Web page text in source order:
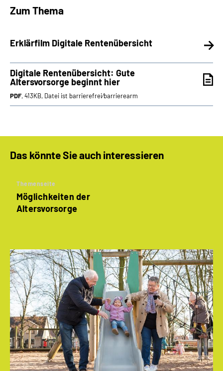
Zum Thema
Erklärfilm Digitale Rentenübersicht
Digitale Rentenübersicht: Gute
Altersvorsorge beginnt hier
PDF, 413KB, Datei ist barrierefrei⁄barrierearm
Das könnte Sie auch interessieren
Themenseite
Möglichkeiten der
Altersvorsorge